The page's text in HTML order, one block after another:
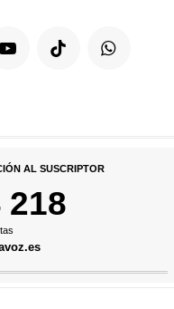
AL SUSCRIPTOR
218